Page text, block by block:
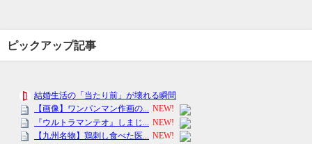
ピックアップ記事